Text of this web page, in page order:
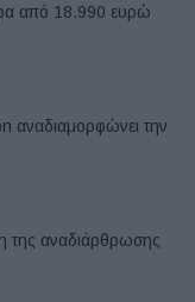
από 18.990 ευρώ
αναδιαμορφώνει την
της αναδιάρθρωσης